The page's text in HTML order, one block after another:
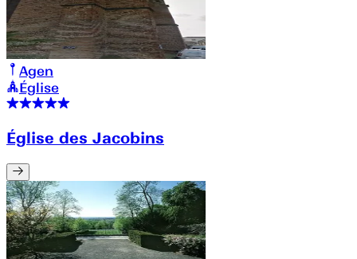
Agen
Église
Église des Jacobins